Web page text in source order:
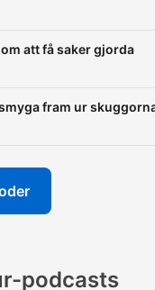
att få saker gjorda
fram ur
podcasts